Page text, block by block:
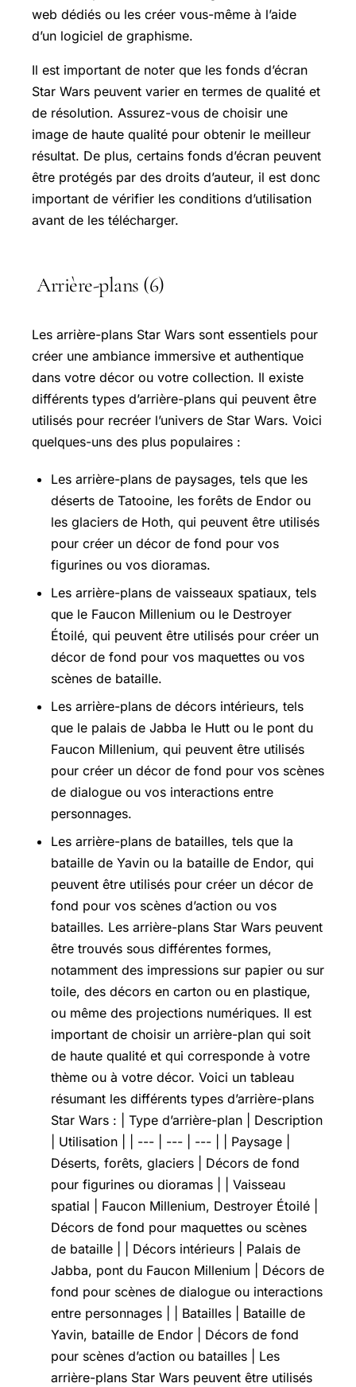
web dédiés ou les créer vous-même à l’aide
d’un logiciel de graphisme.
Il est important de noter que les fonds d’écran
Star Wars peuvent varier en termes de qualité et
de résolution. Assurez-vous de choisir une
image de haute qualité pour obtenir le meilleur
résultat. De plus, certains fonds d’écran peuvent
être protégés par des droits d’auteur, il est donc
important de vérifier les conditions d’utilisation
avant de les télécharger.
Arrière-plans (6)
Les arrière-plans Star Wars sont essentiels pour
créer une ambiance immersive et authentique
dans votre décor ou votre collection. Il existe
différents types d’arrière-plans qui peuvent être
utilisés pour recréer l’univers de Star Wars. Voici
quelques-uns des plus populaires :
Les arrière-plans de paysages, tels que les
déserts de Tatooine, les forêts de Endor ou
les glaciers de Hoth, qui peuvent être utilisés
pour créer un décor de fond pour vos
figurines ou vos dioramas.
Les arrière-plans de vaisseaux spatiaux, tels
que le Faucon Millenium ou le Destroyer
Étoilé, qui peuvent être utilisés pour créer un
décor de fond pour vos maquettes ou vos
scènes de bataille.
Les arrière-plans de décors intérieurs, tels
que le palais de Jabba le Hutt ou le pont du
Faucon Millenium, qui peuvent être utilisés
pour créer un décor de fond pour vos scènes
de dialogue ou vos interactions entre
personnages.
Les arrière-plans de batailles, tels que la
bataille de Yavin ou la bataille de Endor, qui
peuvent être utilisés pour créer un décor de
fond pour vos scènes d’action ou vos
batailles. Les arrière-plans Star Wars peuvent
être trouvés sous différentes formes,
notamment des impressions sur papier ou sur
toile, des décors en carton ou en plastique,
ou même des projections numériques. Il est
important de choisir un arrière-plan qui soit
de haute qualité et qui corresponde à votre
thème ou à votre décor. Voici un tableau
résumant les différents types d’arrière-plans
Star Wars : | Type d’arrière-plan | Description
| Utilisation | | --- | --- | --- | | Paysage |
Déserts, forêts, glaciers | Décors de fond
pour figurines ou dioramas | | Vaisseau
spatial | Faucon Millenium, Destroyer Étoilé |
Décors de fond pour maquettes ou scènes
de bataille | | Décors intérieurs | Palais de
Jabba, pont du Faucon Millenium | Décors de
fond pour scènes de dialogue ou interactions
entre personnages | | Batailles | Bataille de
Yavin, bataille de Endor | Décors de fond
pour scènes d’action ou batailles | Les
arrière-plans Star Wars peuvent être utilisés